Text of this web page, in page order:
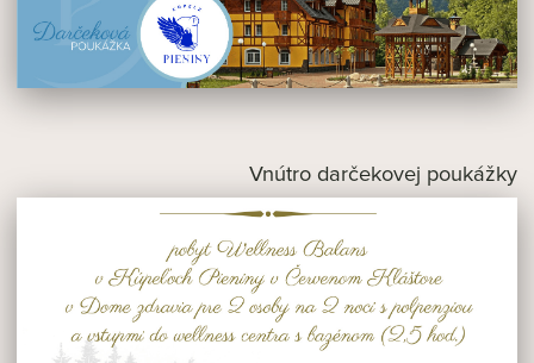
Vnútro darčekovej poukážky